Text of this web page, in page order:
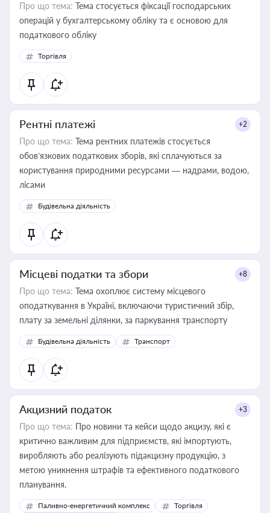
Про що тема: Тема стосується фіксації господарських
операцій у бухгалтерському обліку та є основою для
податкового обліку
Торгівля
Рентні платежі +2
Про що тема: Тема рентних платежів стосується
обов’язкових податкових зборів, які сплачуються за
користування природними ресурсами — надрами, водою,
лісами
Будівельна діяльність
Місцеві податки та збори +8
Про що тема: Тема охоплює систему місцевого
оподаткування в Україні, включаючи туристичний збір,
плату за земельні ділянки, за паркування транспорту
Будівельна діяльність Транспорт
Акцизний податок +3
Про що тема: Про новини та кейси щодо акцизу, які є
критично важливим для підприємств, які імпортують,
виробляють або реалізують підакцизну продукцію, з
метою уникнення штрафів та ефективного податкового
планування.
Паливно-енергетичний комплекс
Торгівля